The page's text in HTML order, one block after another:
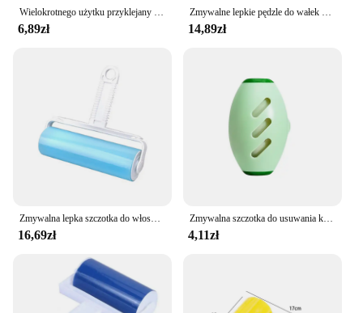
6,89zł 14,89zł
16,69zł
Zmywalna szczotka do usuwania kłaczków Nowa wielofunkcyjna przenośna rolka do usuwania sierści zwierząt domowych Szczotka do usuwania kurzu Lepka szczotka do włosów
4,11zł